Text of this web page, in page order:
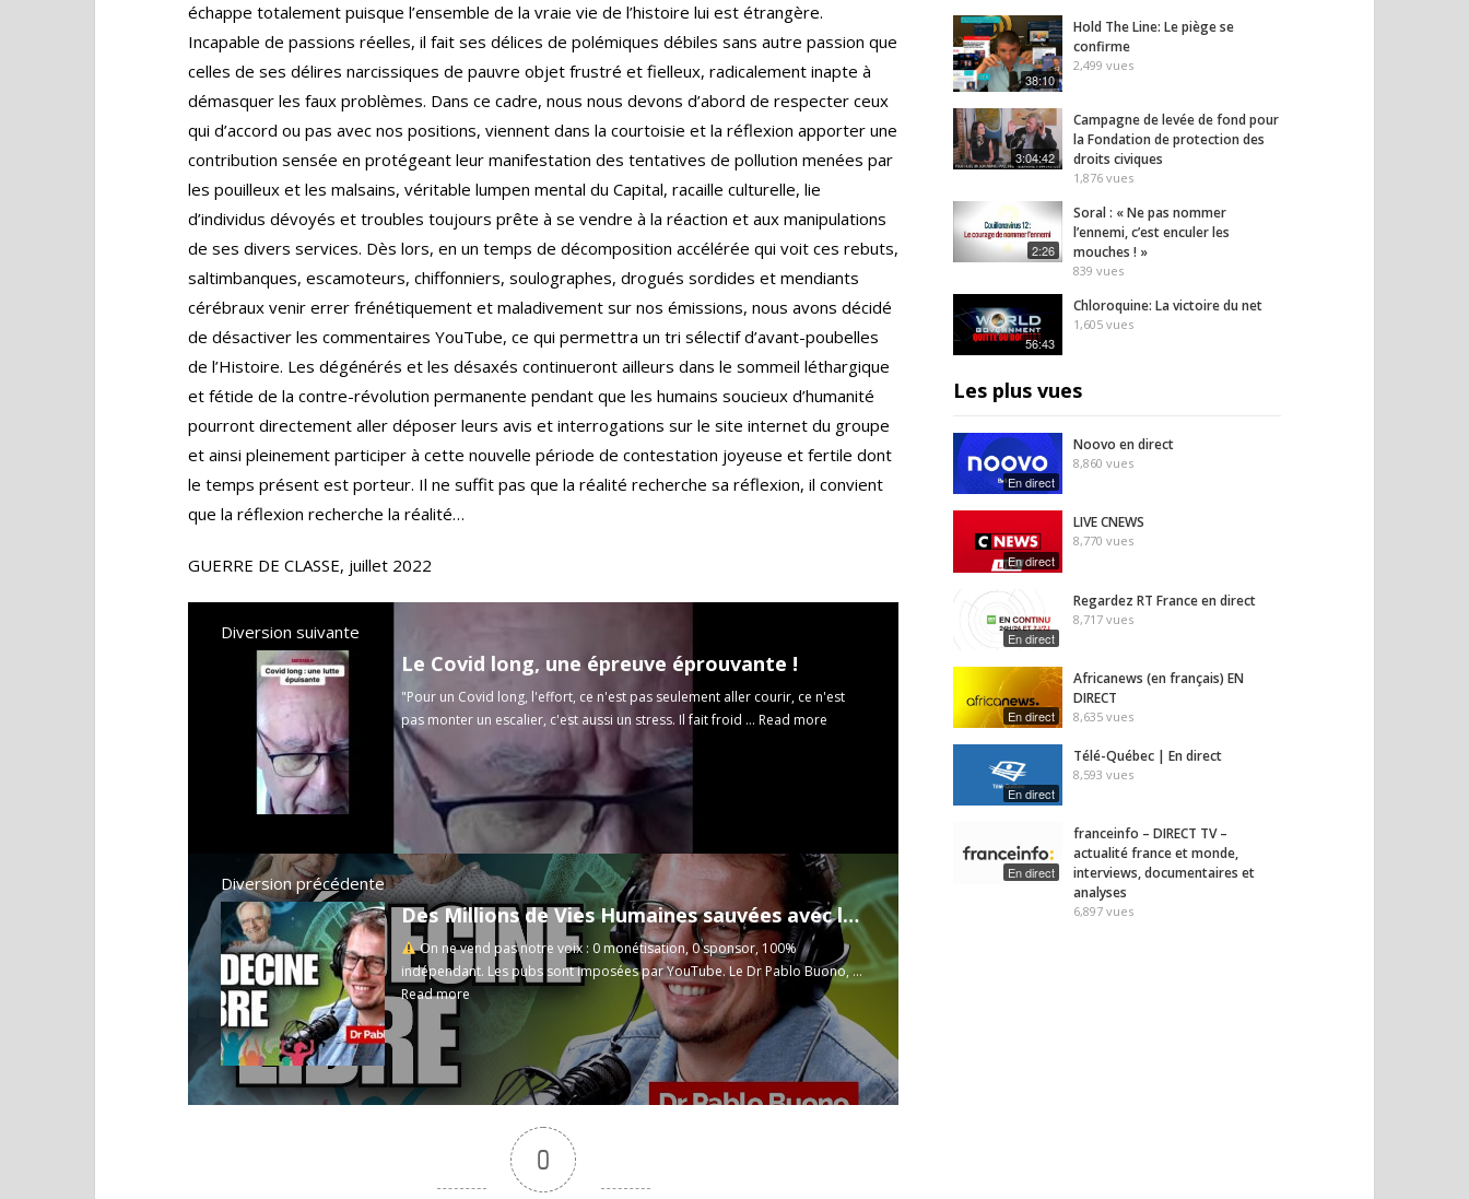
échappe totalement puisque l’ensemble de la vraie vie de l’histoire lui est étrangère.
Incapable de passions réelles, il fait ses délices de polémiques débiles sans autre passion que
celles de ses délires narcissiques de pauvre objet frustré et fielleux, radicalement inapte à
démasquer les faux problèmes. Dans ce cadre, nous nous devons d’abord de respecter ceux
qui d’accord ou pas avec nos positions, viennent dans la courtoisie et la réflexion apporter une
contribution sensée en protégeant leur manifestation des tentatives de pollution menées par
les pouilleux et les malsains, véritable lumpen mental du Capital, racaille culturelle, lie
d’individus dévoyés et troubles toujours prête à se vendre à la réaction et aux manipulations
de ses divers services. Dès lors, en un temps de décomposition accélérée qui voit ces rebuts,
saltimbanques, escamoteurs, chiffonniers, soulographes, drogués sordides et mendiants
cérébraux venir errer frénétiquement et maladivement sur nos émissions, nous avons décidé
de désactiver les commentaires YouTube, ce qui permettra un tri sélectif d’avant-poubelles
de l’Histoire. Les dégénérés et les désaxés continueront ailleurs dans le sommeil léthargique
et fétide de la contre-révolution permanente pendant que les humains soucieux d’humanité
pourront directement aller déposer leurs avis et interrogations sur le site internet du groupe
et ainsi pleinement participer à cette nouvelle période de contestation joyeuse et fertile dont
le temps présent est porteur. Il ne suffit pas que la réalité recherche sa réflexion, il convient
que la réflexion recherche la réalité…
GUERRE DE CLASSE, juillet 2022
Diversion suivante
Le Covid long, une épreuve éprouvante !
"Pour un Covid long, l'effort, ce n'est pas seulement aller courir, ce n'est
pas monter un escalier, c'est aussi un stress. Il fait froid ... Read more
Diversion précédente
Des Millions de Vies Humaines sauvées avec la Médecine individualisée ? - Dr Pablo Buono
On ne vend pas notre voix : 0 monétisation, 0 sponsor, 100%
indépendant. Les pubs sont imposées par YouTube. Le Dr Pablo Buono, ...
Read more
0
38:10
Hold The Line: Le piège se
confirme
2,499 vues
3:04:42
Campagne de levée de fond pour
la Fondation de protection des
droits civiques
1,876 vues
2:26
Soral : « Ne pas nommer
l’ennemi, c’est enculer les
mouches ! »
839 vues
56:43
Chloroquine: La victoire du net
1,605 vues
Les plus vues
En direct
Noovo en direct
8,860 vues
En direct
LIVE CNEWS
8,770 vues
En direct
Regardez RT France en direct
8,717 vues
En direct
Africanews (en français) EN
DIRECT
8,635 vues
En direct
Télé-Québec | En direct
8,593 vues
En direct
franceinfo – DIRECT TV –
actualité france et monde,
interviews, documentaires et
analyses
6,897 vues